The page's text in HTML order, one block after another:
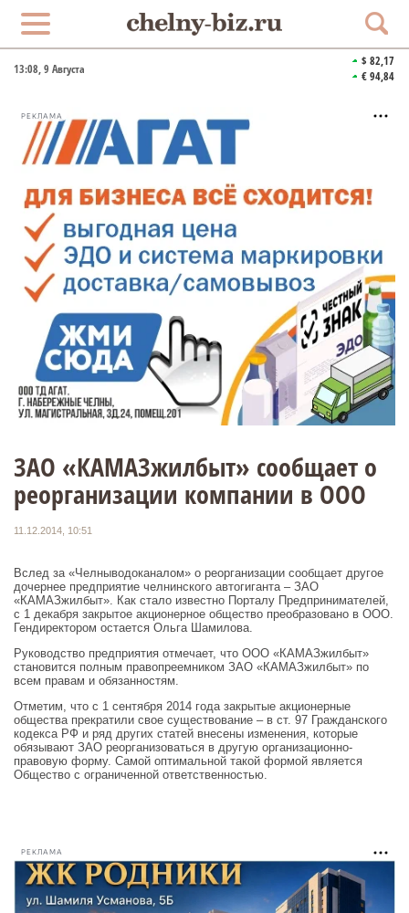
13:08, 9 Августа
$ 82,17
€ 94,84
РЕКЛАМА
ЗАО «КАМАЗжилбыт» сообщает о
реорганизации компании в ООО
11.12.2014, 10:51
Вслед за «Челныводоканалом» о реорганизации сообщает другое
дочернее предприятие челнинского автогиганта – ЗАО
«КАМАЗжилбыт». Как стало известно Порталу Предпринимателей,
с 1 декабря закрытое акционерное общество преобразовано в ООО.
Гендиректором остается Ольга Шамилова.
Руководство предприятия отмечает, что ООО «КАМАЗжилбыт»
становится полным правопреемником ЗАО «КАМАЗжилбыт» по
всем правам и обязанностям.
Отметим, что с 1 сентября 2014 года закрытые акционерные
общества прекратили свое существование – в ст. 97 Гражданского
кодекса РФ и ряд других статей внесены изменения, которые
обязывают ЗАО реорганизоваться в другую организационно-
правовую форму. Самой оптимальной такой формой является
Общество с ограниченной ответственностью.
РЕКЛАМА